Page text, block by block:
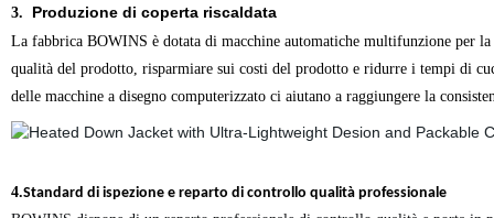
3. Produzionedi coperta riscaldata
La fabbrica BOWINS è dotata di macchine automatiche multifunzione per
qualità del prodotto, risparmiare sui costi del prodotto e ridurre i tempi di
delle macchine a disegno computerizzato ci aiutano a raggiungere la
4.Standard di ispezione e reparto di controllo qualità professionale